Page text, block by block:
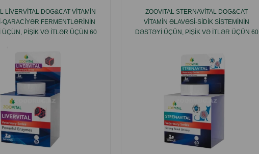
LIVERVITAL DOG&CAT VITAMIN
QARACIYƏR FERMENTLƏRININ
ÜÇÜN, PIŞIK VƏ ITLƏR ÜÇÜN 60
ZOOVITAL STERNAVITAL DOG&CAT
VITAMIN ƏLAVƏSI-SIDIK SISTEMININ
DƏSTƏYI ÜÇÜN, PIŞIK VƏ ITLƏR ÜÇÜN 60